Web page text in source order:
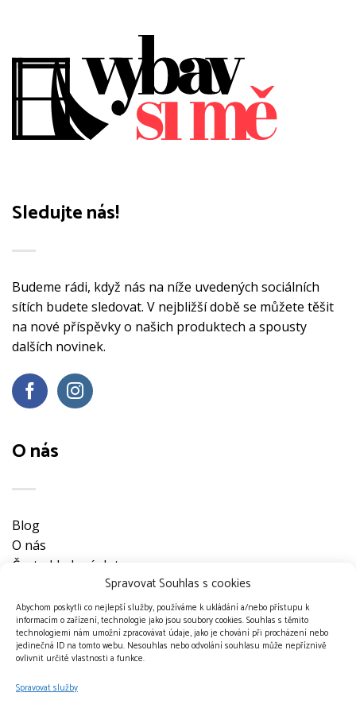
Spravovat Souhlas s cookies
Abychom poskytli co nejlepší služby, používáme k ukládání a/nebo přístupu k
informacím o zařízení, technologie jako jsou soubory cookies. Souhlas s těmito
technologiemi nám umožní zpracovávat údaje, jako je chování při procházení nebo
jedinečná ID na tomto webu. Nesouhlas nebo odvolání souhlasu může nepříznivě
ovlivnit určité vlastnosti a funkce.
Spravovat služby
vybrat
na
stránce
produktu
stránce
produktu
Sledujte nás!
Budeme rádi, když nás na níže uvedených sociálních
sítích budete sledovat. V nejbližší době se můžete těšit
na nové příspěvky o našich produktech a spousty
dalších novinek.
O nás
Blog
O nás
Často kladené dotazy
Obchodní podmínky
Nevyzvednuté objednávky
Ochrana osobních údajů
Doprava a platební metody
Kontakt